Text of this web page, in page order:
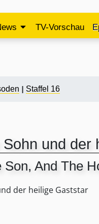
TV-Vorschau
Staffel 16
Sohn und der
Son, And The